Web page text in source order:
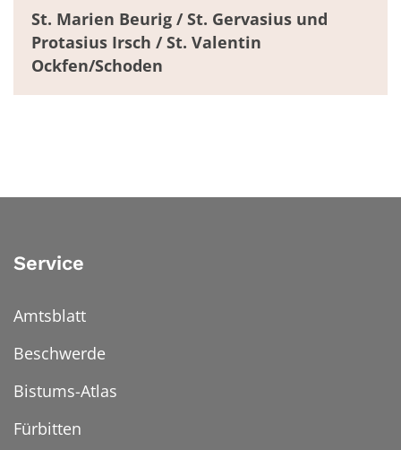
St. Marien Beurig / St. Gervasius und
Protasius Irsch /St. Valentin
Ockfen/Schoden
Service
Amtsblatt
Beschwerde
Bistums-Atlas
Fürbitten